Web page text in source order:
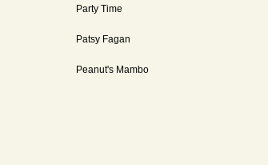
Party Time
Patsy Fagan
Peanut's Mambo